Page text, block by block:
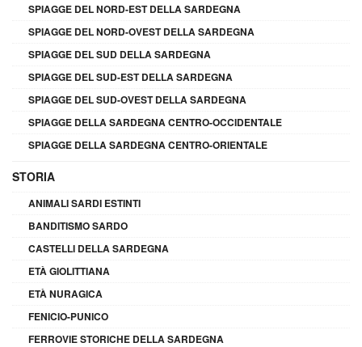
SPIAGGE DEL NORD-EST DELLA SARDEGNA
SPIAGGE DEL NORD-OVEST DELLA SARDEGNA
SPIAGGE DEL SUD DELLA SARDEGNA
SPIAGGE DEL SUD-EST DELLA SARDEGNA
SPIAGGE DEL SUD-OVEST DELLA SARDEGNA
SPIAGGE DELLA SARDEGNA CENTRO-OCCIDENTALE
SPIAGGE DELLA SARDEGNA CENTRO-ORIENTALE
STORIA
ANIMALI SARDI ESTINTI
BANDITISMO SARDO
CASTELLI DELLA SARDEGNA
ETÀ GIOLITTIANA
ETÀ NURAGICA
FENICIO-PUNICO
FERROVIE STORICHE DELLA SARDEGNA